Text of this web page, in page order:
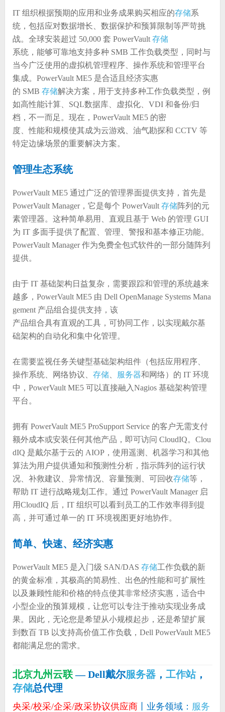
IT 组织根据预期的应用和业务成果购买相应的存储系
统，包括应对数据增长、数据保护和预算限制等严苛挑
战。全球安装超过 50,000 套 PowerVault 存储
系统，能够可靠地支持多种 SMB 工作负载类型，同时与
当今广泛使用的虚拟机管理程序、操作系统和管理平台
集成。PowerVault ME5 是合适且经济实惠
的 SMB 存储解决方案，用于支持多种工作负载类型，例
如高性能计算、SQL数据库、虚拟化、VDI 和备份/归
档，不一而足。现在，PowerVault ME5 的密
度、性能和规模使其成为云游戏、油气勘探和 CCTV 等
特定边缘场景的重要解决方案。
管理生态系统
PowerVault ME5 通过广泛的管理界面提供支持，首先是
PowerVault Manager，它是每个 PowerVault 存储阵列的元
素管理器。这种简单易用、直观且基于 Web 的管理 GUI
为 IT 多面手提供了配置、管理、警报和基本修正功能。
PowerVault Manager 作为免费全包式软件的一部分随阵列
提供。
由于 IT 基础架构日益复杂，需要跟踪和管理的系统越来
越多，PowerVault ME5 由 Dell OpenManage Systems Mana
gement 产品组合提供支持，该
产品组合具有直观的工具，可协同工作，以实现戴尔基
础架构的自动化和集中化管理。
在需要监视任务关键型基础架构组件（包括应用程序、
操作系统、网络协议、 存储 服务器和网络）的 IT 环境
中，PowerVault ME5 可以直接融入Nagios 基础架构管理
平台。
拥有 PowerVault ME5 ProSupport Service 的客户无需支付
额外成本或安装任何其他产品，即可访问 CloudIQ。Clou
dIQ 是戴尔基于云的 AIOP，使用遥测、机器学习和其他
算法为用户提供通知和预测性分析，指示阵列的运行状
况、补救建议、异常情况、容量预测、可回收存储等，
帮助 IT 进行战略规划工作。通过 PowerVault Manager 启
用CloudIQ 后，IT 组织可以看到员工的工作效率得到提
高，并可通过单一的 IT 环境视图更好地协作。
简单、快速、经济实惠
PowerVault ME5 是入门级 SAN/DAS 存储工作负载的新
的黄金标准，其极高的简易性、出色的性能和可扩展性
以及兼顾性能和价格的特点使其非常经济实惠，适合中
小型企业的预算规模，让您可以专注于推动实现业务成
果。因此，无论您是希望从小规模起步，还是希望扩展
到数百 TB 以支持高价值工作负载，Dell PowerVault ME5
都能满足您的需求。
北京九州云联— Dell戴尔服务器， 工作站，
存储总代理
央采/校采/企采/政采协议供应商丨业务领域： 服务